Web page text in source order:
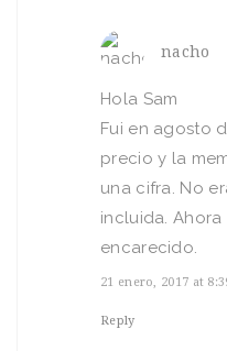
nacho
Hola Sam
Fui en agosto
precio y la
una cifra. No
incluida.
encarecido.
21 enero, 2017 at
Reply